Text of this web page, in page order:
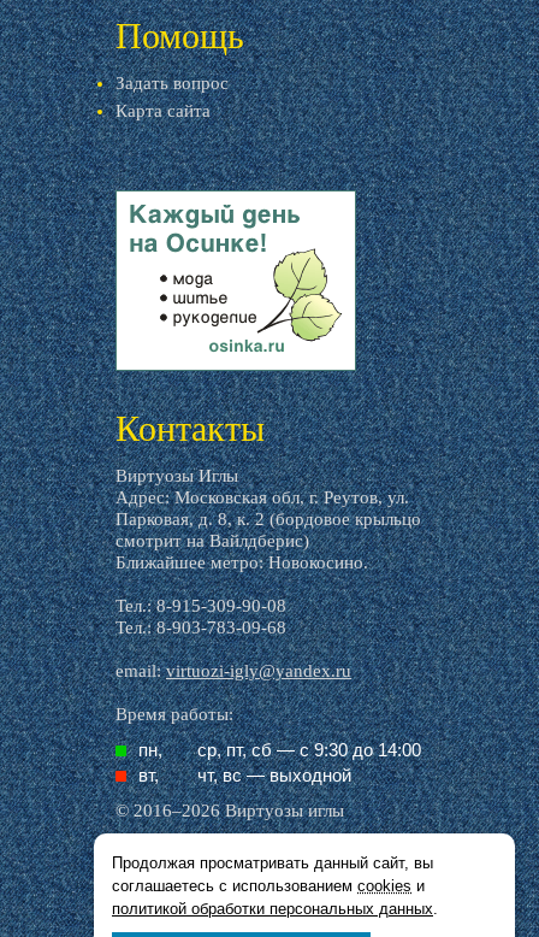
Помощь
Задать вопрос
Карта сайта
livemaster.ru
Контакты
Виртуозы Иглы
Адрес: Московская обл, г. Реутов, ул.
Парковая, д. 8, к. 2 (бордовое крыльцо
смотрит на Вайлдберис)
Ближайшее метро: Новокосино.
Тел.: 8-915-309-90-08
Тел.: 8-903-783-09-68
email:virtuozi-igly@yandex.ru
Время работы:
пн,
ср, пт, cб — с 9:30 до 14:00
вт,
чт, вс — выходной
© 2016–2026 Виртуозы иглы
Все названия производителей, символика и
описания, присутствующие в наших картинках
и тексте, используются исключительно в целях
идентификации.
Продолжая просматривать данный сайт, вы
соглашаетесь с использованием cookies и
политикой обработки персональных данных.